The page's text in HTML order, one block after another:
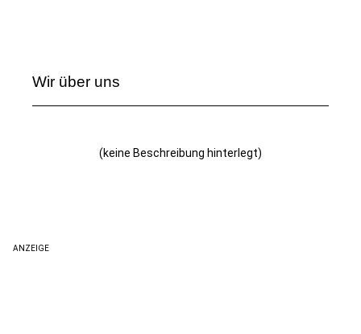
Wir über uns
(keine Beschreibung hinterlegt)
ANZEIGE